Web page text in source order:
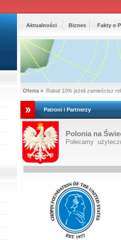
Aktualności Biznes Fakty o
Oferta » Rabat 10% jeżeli zamieścisz
Patroni i Partnerzy
Polonia na
Polecamy